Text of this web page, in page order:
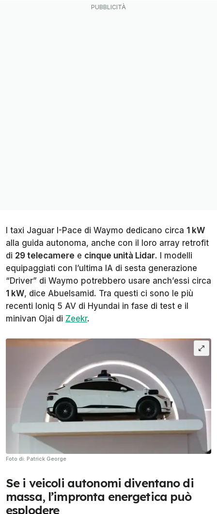
I taxi Jaguar I-Pace di Waymo dedicano circa 1 kW
alla guida autonoma, anche con il loro array retrofit
di 29 telecamere e cinque unità Lidar. I modelli
equipaggiati con l’ultima IA di sesta generazione
“Driver” di Waymo potrebbero usare anch’essi circa
1 kW, dice Abuelsamid. Tra questi ci sono le più
recenti Ioniq 5 AV di Hyundai in fase di test e il
minivan Ojai di Zeekr.
Foto di: Patrick George
Se i veicoli autonomi diventano di
massa, l’impronta energetica può
esplodere